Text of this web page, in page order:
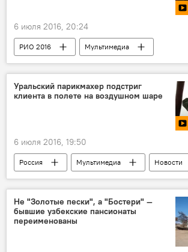
6 июля 2016, 20:24
РИО 2016
Мультимедиа
Видео РИО-2016
видео
Новости РИО-2016
Рио-де-Жанейро
протест
Уральский парикмахер подстриг
клиента в полете на воздушном шаре
6 июля 2016, 19:50
Россия Мультимедиа
Новости
видео
Общество
В мире
Урал
шар
парикмахер
стрижка
Не "Золотые пески", а "Бостери" —
бывшие узбекские пансионаты
переименованы